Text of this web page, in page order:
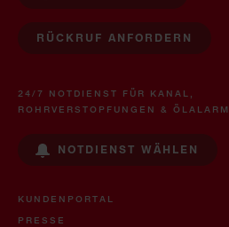
RÜCKRUF ANFORDERN
24/7 NOTDIENST FÜR KANAL,
ROHRVERSTOPFUNGEN & ÖLALARM
NOTDIENST WÄHLEN
KUNDENPORTAL
PRESSE